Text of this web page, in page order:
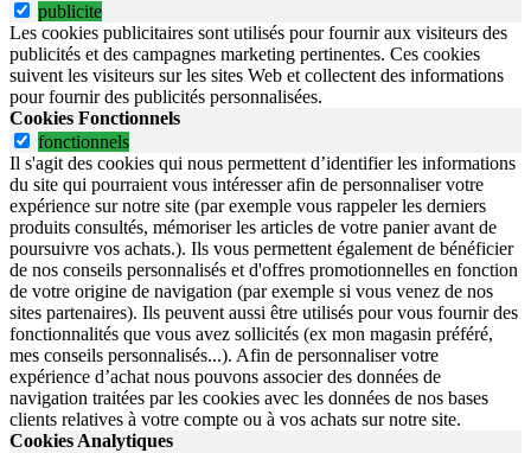
publicite
Les cookies publicitaires sont utilisés pour fournir aux visiteurs des
publicités et des campagnes marketing pertinentes. Ces cookies
suivent les visiteurs sur les sites Web et collectent des informations
pour fournir des publicités personnalisées.
Cookies Fonctionnels
fonctionnels
Il s'agit des cookies qui nous permettent d’identifier les informations
du site qui pourraient vous intéresser afin de personnaliser votre
expérience sur notre site (par exemple vous rappeler les derniers
produits consultés, mémoriser les articles de votre panier avant de
poursuivre vos achats.). Ils vous permettent également de bénéficier
de nos conseils personnalisés et d'offres promotionnelles en fonction
de votre origine de navigation (par exemple si vous venez de nos
sites partenaires). Ils peuvent aussi être utilisés pour vous fournir des
fonctionnalités que vous avez sollicités (ex mon magasin préféré,
mes conseils personnalisés...). Afin de personnaliser votre
expérience d’achat nous pouvons associer des données de
navigation traitées par les cookies avec les données de nos bases
clients relatives à votre compte ou à vos achats sur notre site.
Cookies Analytiques